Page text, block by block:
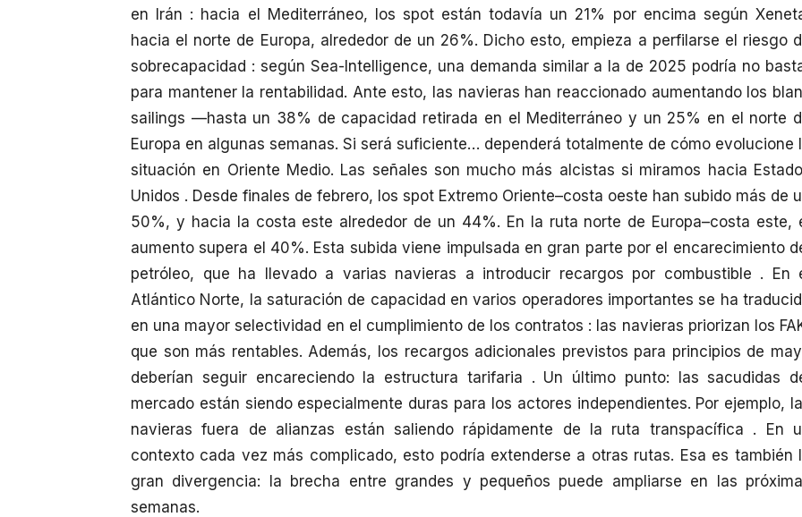
en Irán : hacia el Mediterráneo, los spot están todavía un 21% por encima según
hacia el norte de Europa, alrededor de un 26%. Dicho esto, empieza a perfilarse el riesgo
sobrecapacidad : según Sea-Intelligence, una demanda similar a la de 2025 podría no
para mantener la rentabilidad. Ante esto, las navieras han reaccionado aumentando los
sailings —hasta un 38% de capacidad retirada en el Mediterráneo y un 25% en el norte
Europa en algunas semanas. Si será suficiente… dependerá totalmente de cómo evolucione
situación en Oriente Medio. Las señales son mucho más alcistas si miramos hacia
Unidos . Desde finales de febrero, los spot Extremo Oriente–costa oeste han subido más de
50%, y hacia la costa este alrededor de un 44%. En la ruta norte de Europa–costa este,
aumento supera el 40%. Esta subida viene impulsada en gran parte por el encarecimiento
petróleo, que ha llevado a varias navieras a introducir recargos por combustible . En
Atlántico Norte, la saturación de capacidad en varios operadores importantes se ha
en una mayor selectividad en el cumplimiento de los contratos : las navieras priorizan los
que son más rentables. Además, los recargos adicionales previstos para principios de
deberían seguir encareciendo la estructura tarifaria . Un último punto: las sacudidas
mercado están siendo especialmente duras para los actores independientes. Por ejemplo,
navieras fuera de alianzas están saliendo rápidamente de la ruta transpacífica . En
contexto cada vez más complicado, esto podría extenderse a otras rutas. Esa es también
gran divergencia: la brecha entre grandes y pequeños puede ampliarse en las
semanas.